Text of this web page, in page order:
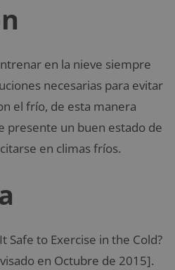
en la nieve siempre
necesarias para evitar
el frío, de esta manera
presente un buen estado de
en climas fríos.
Safe to Exercise in the Cold?
en Octubre de 2015].